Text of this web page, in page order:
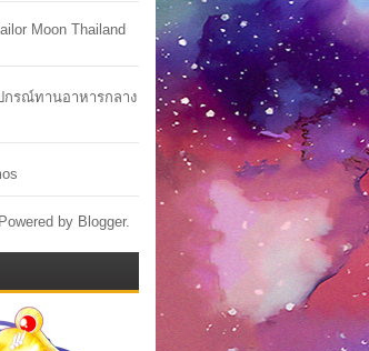
Moon Thailand
รณ์ทานอาหารกลาง
by Blogger.